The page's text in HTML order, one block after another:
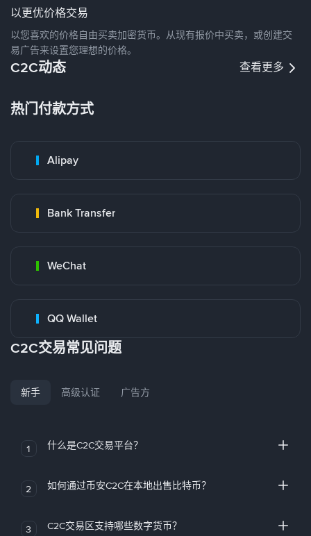
以更优价格交易
以您喜欢的价格自由买卖加密货币。从现有报价中买卖，或创建交
易广告来设置您理想的价格。
C2C动态 查看更多
热门付款方式
Alipay
Bank Transfer
WeChat
QQ Wallet
C2C交易常见问题
新手 高级认证 广告方
1 什么是C2C交易平台？
2 如何通过币安C2C在本地出售比特币？
3 C2C交易区支持哪些数字货币？